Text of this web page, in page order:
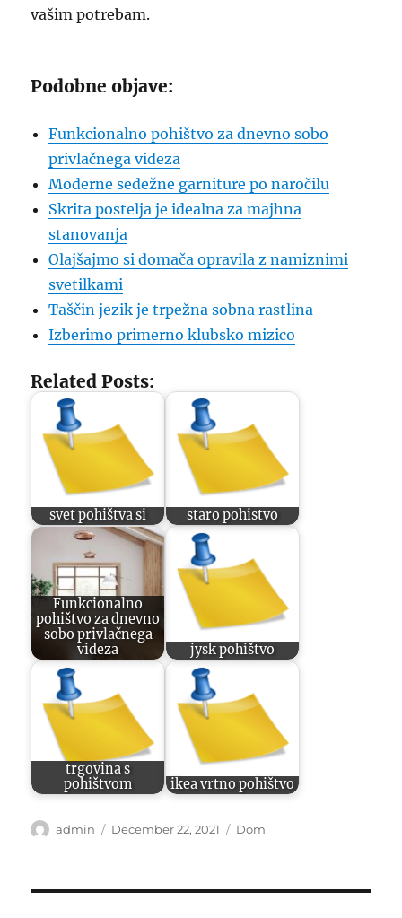
vašim potrebam.
Podobne objave:
Funkcionalno pohištvo za dnevno sobo
privlačnega videza
Moderne sedežne garniture po naročilu
Skrita postelja je idealna za majhna
stanovanja
Olajšajmo si domača opravila z namiznimi
svetilkami
Taščin jezik je trpežna sobna rastlina
Izberimo primerno klubsko mizico
Related Posts:
svet pohištva si staro pohistvo
Funkcionalno
pohištvo za dnevno
sobo privlačnega
videza
jysk pohištvo
trgovina s
pohištvom
ikea vrtno pohištvo
Author
admin
Posted
December 22, 2021 Categories
Dom